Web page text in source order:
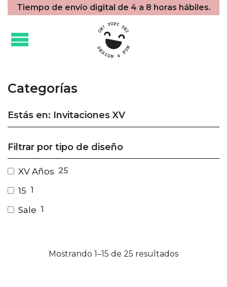
Tiempo de envío digital de 4 a 8 horas hábiles.
Categorías
Estás en: Invitaciones XV
Filtrar por tipo de diseño
XV Años 25
15 1
Sale 1
Mostrando 1–15 de 25 resultados